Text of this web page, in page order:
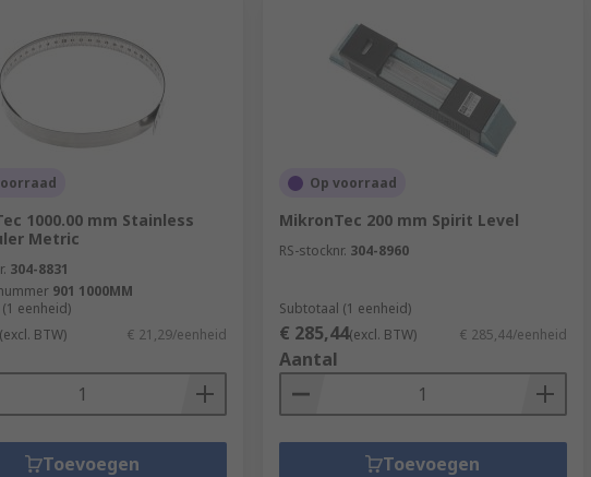
1000.00 mm Stainless
Metric
304-8831
901 1000MM
eenheid)
(excl. BTW) € 21,29/eenheid
Toevoegen
Op voorraad
MikronTec 200 mm Spirit Level
RS-stocknr. 304-8960
Subtotaal (1 eenheid)
€ 285,44(excl. BTW) € 285,44/eenheid
Aantal
Toevoegen